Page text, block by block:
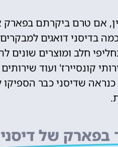
אם טרם ביקרתם
בדיסני דואגים
חלב ומוצרים שונים
קונסיירז' ועוד
שדיסני כבר הספיקו
בפארק של